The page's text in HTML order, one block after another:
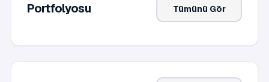
Portfolyosu Tümünü Gör